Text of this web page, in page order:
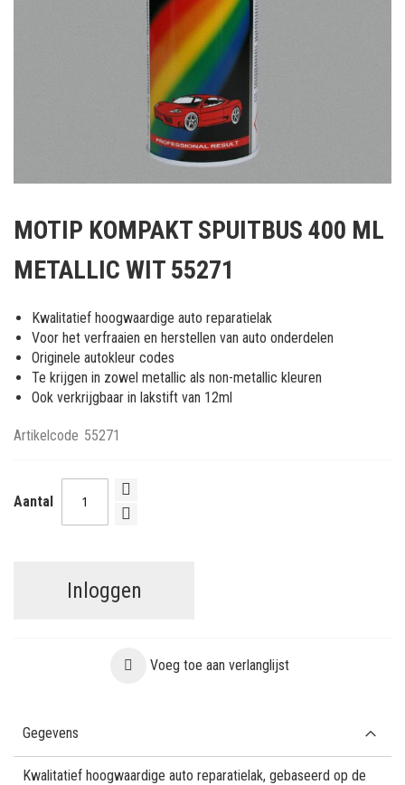
het
van
afbeeldingen-
gallerij
MOTIP KOMPAKT SPUITBUS 400 ML
METALLIC WIT 55271
Kwalitatief hoogwaardige auto reparatielak
Voor het verfraaien en herstellen van auto onderdelen
Originele autokleur codes
Te krijgen in zowel metallic als non-metallic kleuren
Ook verkrijgbaar in lakstift van 12ml
Artikelcode 55271
Aantal
Inloggen
Voeg toe aan verlanglijst
Gegevens
Kwalitatief hoogwaardige auto reparatielak, gebaseerd op de